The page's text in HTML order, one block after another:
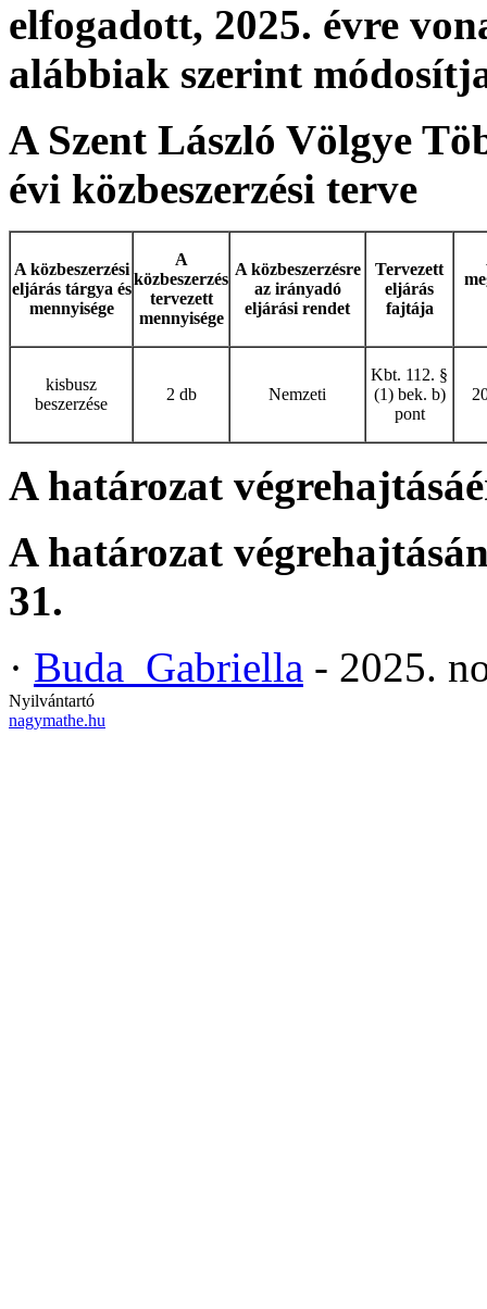
elfogadott, 2025. évre
alábbiak szerint
A Szent László Völgye
évi közbeszerzési terve
A közbeszerzési
eljárás tárgya és
mennyisége
A
közbeszerzés
tervezett
mennyisége
A közbeszerzésre
az irányadó
eljárási rendet
Tervezett
eljárás
fajtája
kisbusz
beszerzése
2 db Nemzeti
Kbt. 112. §
(1) bek. b)
pont
A határozat
A határozat
31.
· Buda_Gabriella - 2025.
Nyilvántartó
nagymathe.hu